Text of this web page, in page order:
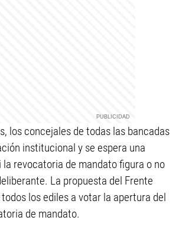
los concejales de todas las bancadas
institucional y se espera una
revocatoria de mandato figura o no
La propuesta del Frente
los ediles a votar la apertura del
de mandato.